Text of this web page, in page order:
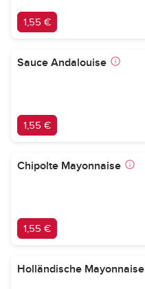
1,55 €
Sauce Andalouise
1,55 €
Chipolte Mayonnaise
1,55 €
Holländische Mayonnaise